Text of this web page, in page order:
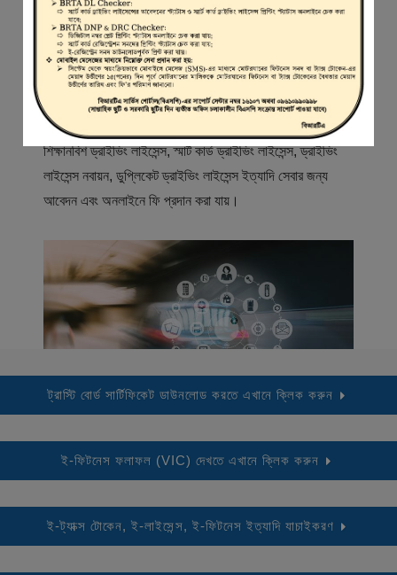
স্বাগতম
বিআরটিএ সার্ভিস পোর্টাল (বিএসপি) বাংলাদেশ রোড ট্রান্সপোর্ট অথরিটি
(বিআরটিএ) এর একটি অনলাইন সেবা প্রদানের মাধ্যম যেখানে ড্রাইভার,
মোটরযান মালিক, মোটরযান বিক্রেতাদের নিবন্ধিত করা হয় এবং
শিক্ষানবিশ ড্রাইভিং লাইসেন্স, স্মার্ট কার্ড ড্রাইভিং লাইসেন্স, ড্রাইভিং
লাইসেন্স নবায়ন, ডুপ্লিকেট ড্রাইভিং লাইসেন্স ইত্যাদি সেবার জন্য
আবেদন এবং অনলাইনে ফি প্রদান করা যায়।
ট্রাস্টি বোর্ড সার্টিফিকেট ডাউনলোড করতে এখানে ক্লিক করুন
ই-ফিটনেস ফলাফল (VIC) দেখতে এখানে ক্লিক করুন
ই-ট্যাক্স টোকেন, ই-লাইসেন্স, ই-ফিটনেস ইত্যাদি যাচাইকরণ